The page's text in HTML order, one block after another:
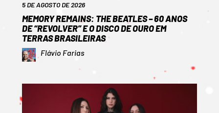
5 DE AGOSTO DE 2026
MEMORY REMAINS: THE BEATLES – 60 ANOS
DE “REVOLVER” E O DISCO DE OURO EM
TERRAS BRASILEIRAS
Flávio Farias